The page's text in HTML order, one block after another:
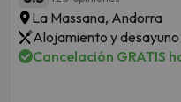
La Massana, Andorra
Alojamiento y desayuno
Cancelación GRATIS